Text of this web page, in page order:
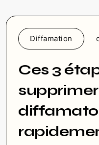
Diffamation
Ces 3